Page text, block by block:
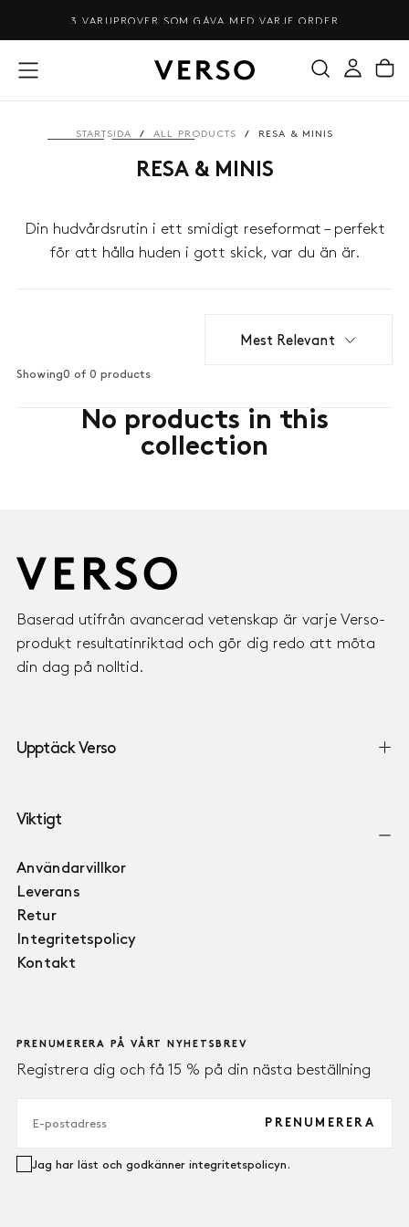
INNEHÅLL
3 VARUPROVER SOM GÅVA MED VARJE ORDER
STARTSIDA / ALL PRODUCTS / RESA & MINIS
RESA & MINIS
Din hudvårdsrutin i ett smidigt reseformat – perfekt
för att hålla huden i gott skick, var du än är.
Mest Relevant
Showing0 of 0 products
No products in this
collection
Baserad utifrån avancerad vetenskap är varje Verso-
produkt resultatinriktad och gör dig redo att möta
din dag på nolltid.
Upptäck Verso
Viktigt
Användarvillkor
Leverans
Retur
Integritetspolicy
Kontakt
PRENUMERERA PÅ VÅRT NYHETSBREV
Registrera dig och få 15 % på din nästa beställning
PRENUMERERA
Jag har läst och godkänner integritetspolicyn.